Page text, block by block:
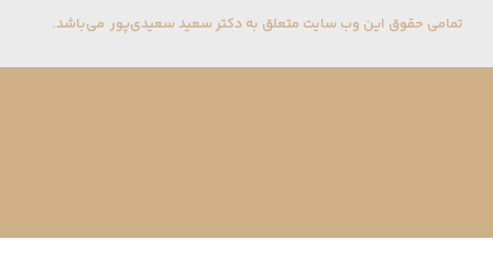
تمامی حقوق این وب سایت متعلق به دکتر سعید سعیدی‌پور می‌باشد.